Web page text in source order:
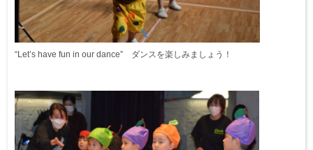
“Let’s have fun in our dance” ダンスを楽しみましょう！